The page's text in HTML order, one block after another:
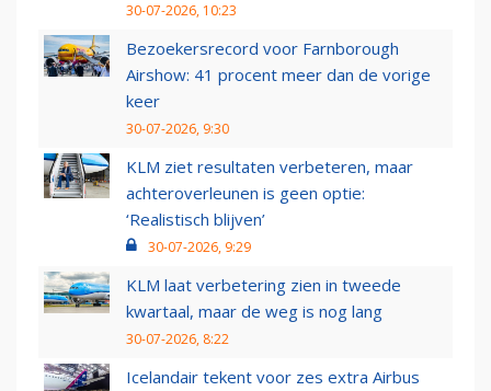
30-07-2026, 10:23
Bezoekersrecord voor Farnborough
Airshow: 41 procent meer dan de vorige
keer
30-07-2026, 9:30
KLM ziet resultaten verbeteren, maar
achteroverleunen is geen optie:
‘Realistisch blijven’
30-07-2026, 9:29
KLM laat verbetering zien in tweede
kwartaal, maar de weg is nog lang
30-07-2026, 8:22
Icelandair tekent voor zes extra Airbus